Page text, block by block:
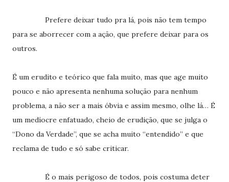
Prefere deixar tudo pra lá, pois não tem tempo
para se aborrecer com a ação, que prefere deixar para os
outros.
É um erudito e teórico que fala muito, mas que age muito
pouco e não apresenta nenhuma solução para nenhum
problema, a não ser a mais óbvia e assim mesmo, olhe lá… É
um medíocre enfatuado, cheio de erudição, que se julga o
“Dono da Verdade”, que se acha muito “entendido” e que
reclama de tudo e só sabe criticar.
É o mais perigoso de todos, pois costuma deter